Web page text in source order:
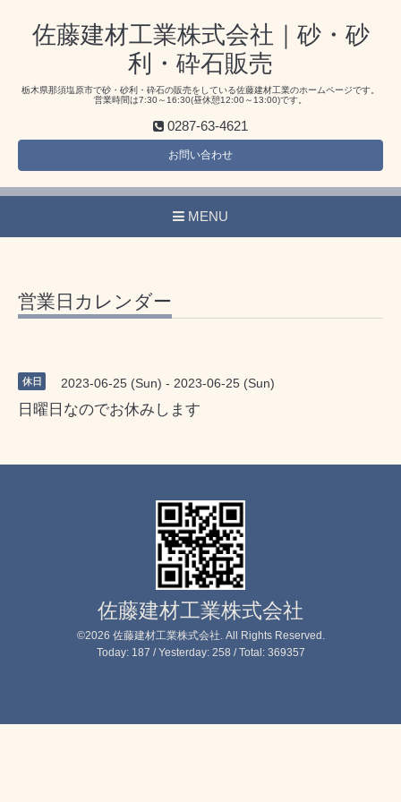
佐藤建材工業株式会社｜砂・砂
利・砕石販売
栃木県那須塩原市で砂・砂利・砕石の販売をしている佐藤建材工業のホームページです。
営業時間は7:30～16:30(昼休憩12:00～13:00)です。
0287-63-4621
お問い合わせ
MENU
営業日カレンダー
休日 2023-06-25 (Sun) - 2023-06-25 (Sun)
日曜日なのでお休みします
佐藤建材工業株式会社
©2026 佐藤建材工業株式会社 . All Rights Reserved.
Today: 187 / Yesterday: 258 / Total: 369357